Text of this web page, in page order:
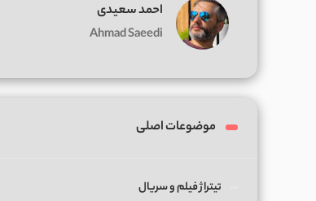
احمد سعیدی
Ahmad Saeedi
موضوعات اصلی
تیتراژ فیلم و سریال